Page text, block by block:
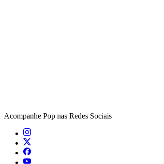
Acompanhe Pop nas Redes Sociais